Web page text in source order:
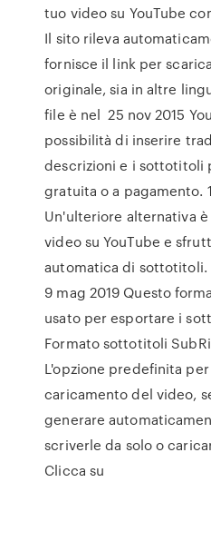
tuo video su YouTube
Il sito rileva
fornisce il link per
originale, sia in altre
file è nel 25 nov 2015
possibilità di inserire
descrizioni e i sottotitoli
gratuita o a pagamento.
Un'ulteriore alternativa
video su YouTube e
automatica di sottotitoli.
9 mag 2019 Questo
usato per esportare i
Formato sottotitoli
L'opzione predefinita
caricamento del video,
generare
scriverle da solo o
Clicca su